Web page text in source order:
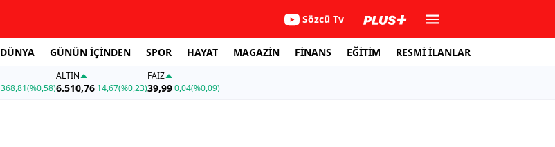
Sözcü Tv
DÜNYA GÜNÜN İÇİNDEN SPOR HAYAT MAGAZİN FİNANS EĞİTİM RESMİ İLANLAR
368,81(%0,58)
ALTIN
6.510,76 14,67(%0,23)
FAİZ
39,990,04(%0,09)